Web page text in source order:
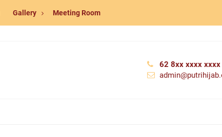
Gallery Meeting Room
62 8xx xxxx xxxx